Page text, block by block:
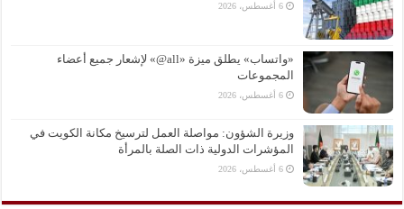
6 أغسطس، 2026
«واتساب» يطلق ميزة «all@» لإشعار جميع أعضاء
المجموعات
6 أغسطس، 2026
وزيرة الشؤون: مواصلة العمل لترسيخ مكانة الكويت في
المؤشرات الدولية ذات الصلة بالمرأة
6 أغسطس، 2026